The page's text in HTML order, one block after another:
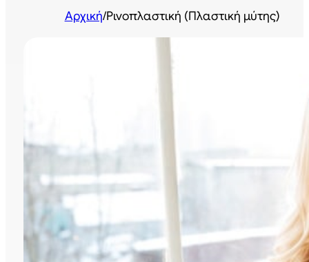
Αρχική/Ρινοπλαστική (Πλαστική μύτης)